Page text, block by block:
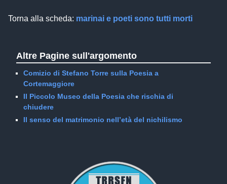
Torna alla scheda: marinai e poeti sono tutti morti
Altre Pagine sull'argomento
Comizio di Stefano Torre sulla Poesia a
Cortemaggiore
Il Piccolo Museo della Poesia che rischia di
chiudere
Il senso del matrimonio nell’età del nichilismo